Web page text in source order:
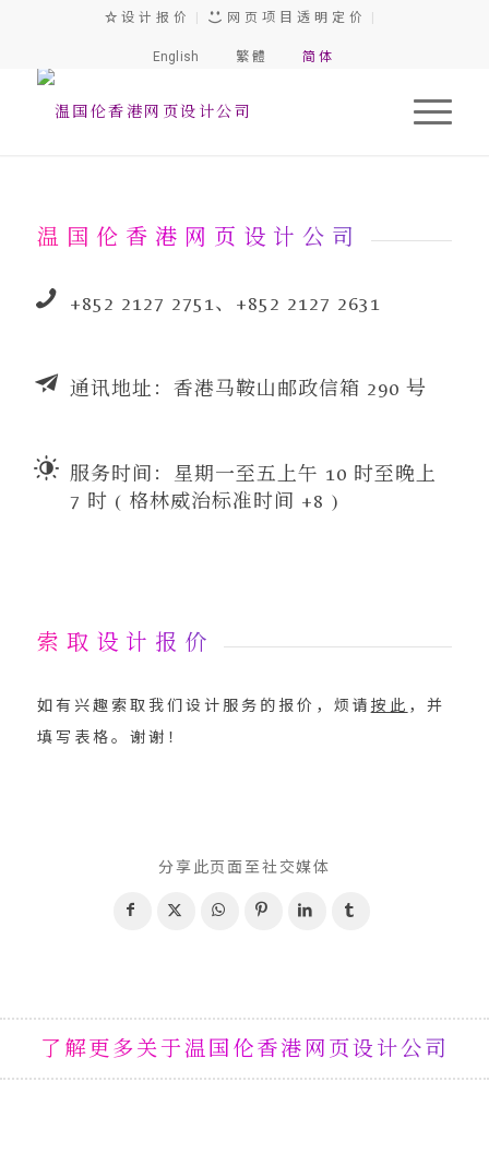
设 计 报 价 网 页 项 目 透 明 定 价
English 繁 體 简 体
温 国 伦 香 港 网 页 设 计 公 司
+852 2127 2751、+852 2127 2631
通讯地址：香港马鞍山邮政信箱 290 号
服务时间：星期一至五上午 10 时至晚上
7 时 ( 格林威治标准时间 +8 )
索 取 设 计 报 价
如有兴趣索取我们设计服务的报价，烦请 按此 ，并
填写表格。谢谢！
分享此页面至社交媒体
了解更多关于温国伦香港网页设计公司